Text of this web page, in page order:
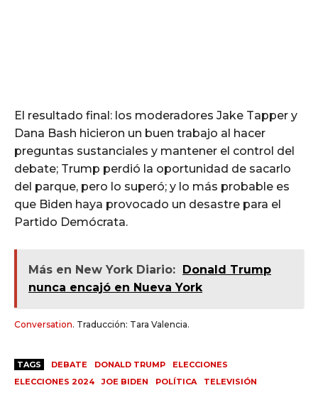
El resultado final: los moderadores Jake Tapper y
Dana Bash hicieron un buen trabajo al hacer
preguntas sustanciales y mantener el control del
debate; Trump perdió la oportunidad de sacarlo
del parque, pero lo superó; y lo más probable es
que Biden haya provocado un desastre para el
Partido Demócrata.
Más en New York Diario: Donald Trump
nunca encajó en Nueva York
Conversation. Traducción: Tara Valencia.
TAGS DEBATE DONALD TRUMP
ELECCIONES
ELECCIONES 2024
JOE BIDEN POLÍTICA TELEVISIÓN